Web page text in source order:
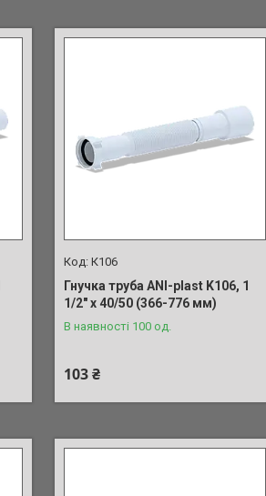
К106
Гнучка труба ANI-plast K106, 1
1/2" x 40/50 (366-776 мм)
В наявності 100 од.
103 ₴